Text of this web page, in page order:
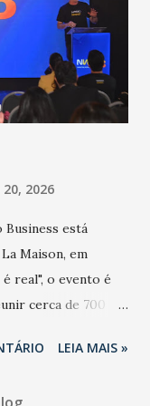
apontou o
com chance de
risco à
saber fazer a
so...
2026
Business está
Maison, em
real", o evento é
cerca de 700
2022, o NM2B
LEIA MAIS »